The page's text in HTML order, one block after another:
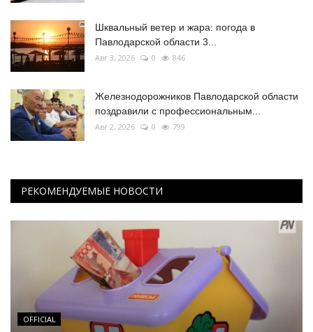
Шквальный ветер и жара: погода в
Павлодарской области 3...
Авг 3, 2026 0 846
Железнодорожников Павлодарской области
поздравили с профессиональным...
Авг 2, 2026 0 799
РЕКОМЕНДУЕМЫЕ НОВОСТИ
OFFICIAL